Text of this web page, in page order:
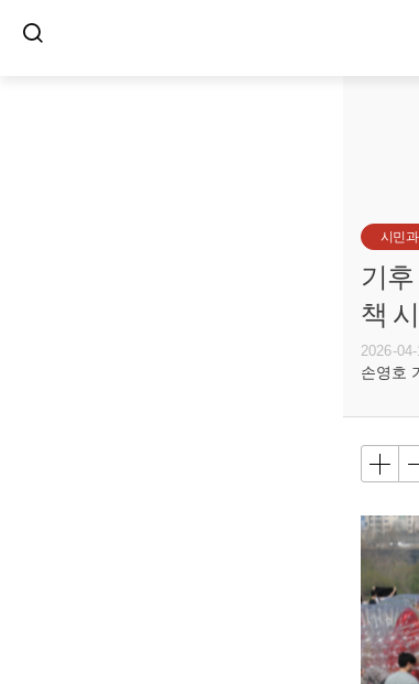
시민과
기
책
2026-
손영호